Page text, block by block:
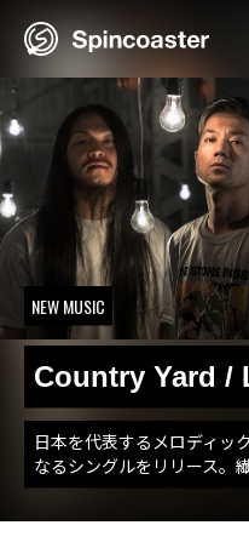
NEW MUSIC
Country Yard /
日本を代表するメロディッ
なるシングルをリリース。